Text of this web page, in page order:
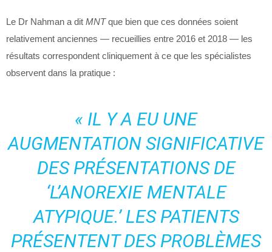
Le Dr Nahman a dit MNTque bien que ces données soient
relativement anciennes — recueillies entre 2016 et 2018 — les
résultats correspondent cliniquement à ce que les spécialistes
observent dans la pratique :
« IL Y A EU UNE
AUGMENTATION SIGNIFICATIVE
DES PRÉSENTATIONS DE
‘L’ANOREXIE MENTALE
ATYPIQUE.’ LES PATIENTS
PRÉSENTENT DES PROBLÈMES